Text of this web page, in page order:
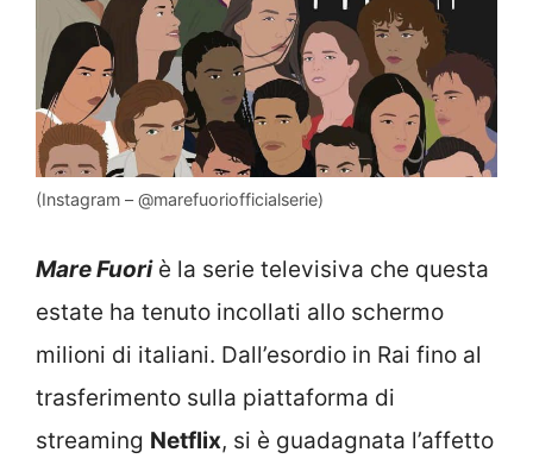
(Instagram – @marefuoriofficialserie)
Mare Fuoriè la serie televisiva che questa
estate ha tenuto incollati allo schermo
milioni di italiani. Dall’esordio in Rai fino al
trasferimento sulla piattaforma di
streaming Netflix, si è guadagnata l’affetto